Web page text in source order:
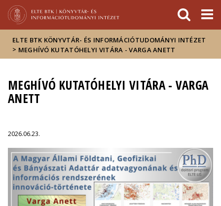
Hírek
Események
ELTE a
sajtóban
ELTE BTK KÖNYVTÁR- ÉS INFORMÁCIÓTUDOMÁNYI INTÉZET
> MEGHÍVÓ KUTATÓHELYI VITÁRA - VARGA ANETT
MEGHÍVÓ KUTATÓHELYI VITÁRA - VARGA
ANETT
2026.06.23.